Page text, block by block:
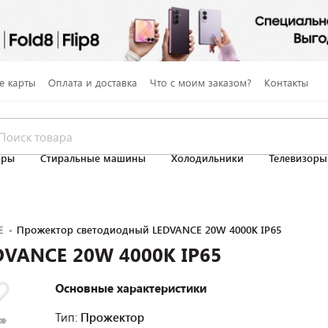
карты Оплата и доставка Что с моим заказом? Контакты
Стиральные машины Холодильники Телевизоры
Прожектор светодиодный LEDVANCE 20W 4000K IP65
20W 4000K IP65
Основные характеристики
Тип: Прожектор